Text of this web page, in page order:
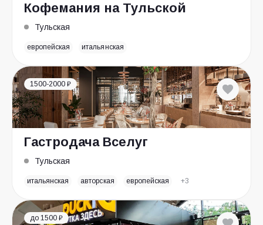
Кофемания на Тульской
Тульская
европейская итальянская
1500-2000 ₽
Гастродача Вселуг
Тульская
итальянская авторская европейская +3
до 1500 ₽